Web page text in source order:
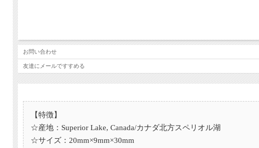
お問い合わせ
友達にメールですすめる
【特徴】
☆産地：Superior Lake, Canada/カナダ北方スペリオル湖
☆サイズ：20mm×9mm×30mm